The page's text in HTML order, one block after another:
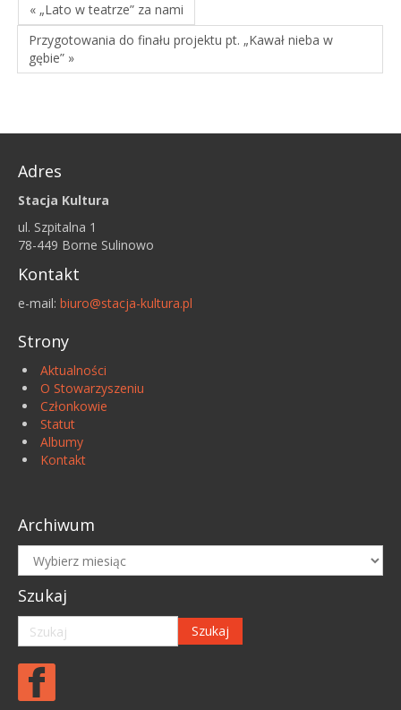
« „Lato w teatrze” za nami
Przygotowania do finału projektu pt. „Kawał nieba w
gębie” »
Adres
Stacja Kultura
ul. Szpitalna 1
78-449 Borne Sulinowo
Kontakt
e-mail: biuro@stacja-kultura.pl
Strony
Aktualności
O Stowarzyszeniu
Członkowie
Statut
Albumy
Kontakt
Archiwum
Archiwum
Szukaj